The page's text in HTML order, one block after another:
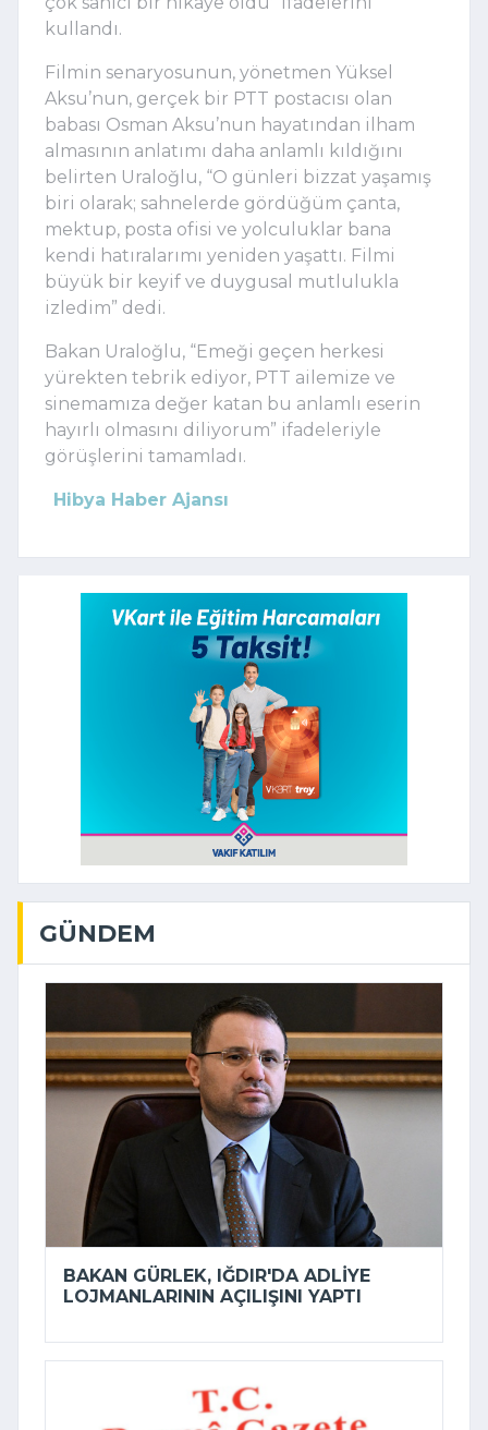
kullandı.
Filmin senaryosunun, yönetmen Yüksel
Aksu’nun, gerçek bir PTT postacısı olan
babası Osman Aksu’nun hayatından ilham
almasının anlatımı daha anlamlı kıldığını
belirten Uraloğlu, “O günleri bizzat yaşamış
biri olarak; sahnelerde gördüğüm çanta,
mektup, posta ofisi ve yolculuklar bana
kendi hatıralarımı yeniden yaşattı. Filmi
büyük bir keyif ve duygusal mutlulukla
izledim” dedi.
Bakan Uraloğlu, “Emeği geçen herkesi
yürekten tebrik ediyor, PTT ailemize ve
sinemamıza değer katan bu anlamlı eserin
hayırlı olmasını diliyorum” ifadeleriyle
görüşlerini tamamladı.
Hibya Haber Ajansı
GÜNDEM
BAKAN GÜRLEK, IĞDIR'DA ADLIYE
LOJMANLARININ AÇILIŞINI YAPTI